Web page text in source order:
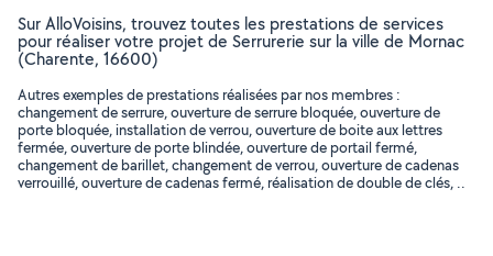
Sur AlloVoisins, trouvez toutes les prestations de services
pour réaliser votre projet de Serrurerie sur la ville de Mornac
(Charente, 16600)
Autres exemples de prestations réalisées par nos membres :
changement de serrure, ouverture de serrure bloquée, ouverture de
porte bloquée, installation de verrou, ouverture de boite aux lettres
fermée, ouverture de porte blindée, ouverture de portail fermé,
changement de barillet, changement de verrou, ouverture de cadenas
verrouillé, ouverture de cadenas fermé, réalisation de double de clés, ..